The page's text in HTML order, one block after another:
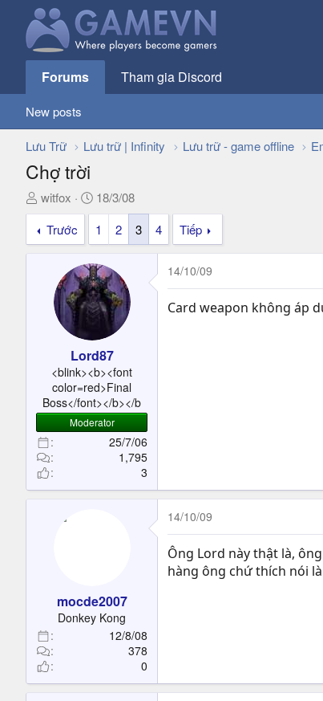
Forums Tham gia Discord
New posts
Lưu Trữ Lưu trữ | Infinity Lưu trữ - game offline
Chợ trời
T
h
e
r
witfox
N
g
à
y
g
ử
i
18/3/08
Trước
1 2 3 4 Tiếp
Lord87
<blink><b><font
color=red>Final
Boss</font></b></b
Moderator
25/7/06
1,795
3
14/10/09
Card weapon không áp
mocde2007
Donkey Kong
12/8/08
378
0
14/10/09
Ông Lord này thật là,
hàng ông chứ thích nói là